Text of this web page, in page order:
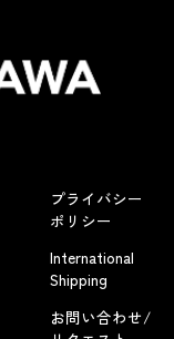
プライバシー
ポリシー
International
Shipping
お問い合わせ/